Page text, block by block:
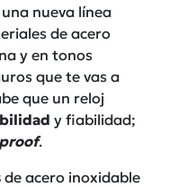
nueva línea
de acero
y en tonos
que te vas a
que un reloj
y fiabilidad;
.
de acero inoxidable